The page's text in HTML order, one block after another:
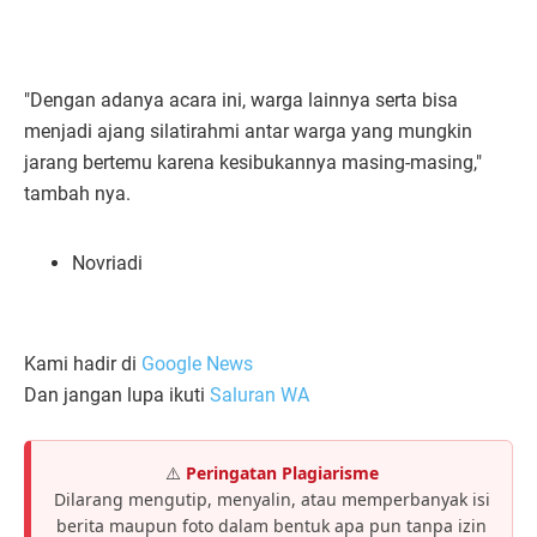
"Dengan adanya acara ini, warga lainnya serta bisa
menjadi ajang silatirahmi antar warga yang mungkin
jarang bertemu karena kesibukannya masing-masing,"
tambah nya.
Novriadi
Kami hadir di Google News
Dan jangan lupa ikuti Saluran WA
⚠️ Peringatan Plagiarisme
Dilarang mengutip, menyalin, atau memperbanyak isi
berita maupun foto dalam bentuk apa pun tanpa izin